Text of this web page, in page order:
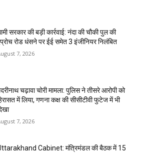
सरकार की बड़ी कार्रवाई: नंदा की चौकी पुल की
रोड धंसने पर ईई समेत 3 इंजीनियर निलंबित
7, 2026
चढ़ावा चोरी मामला: पुलिस ने तीसरे आरोपी को
में लिया, गणना कक्ष की सीसीटीवी फुटेज में भी
7, 2026
Cabinet: मंत्रिमंडल की बैठक में 15